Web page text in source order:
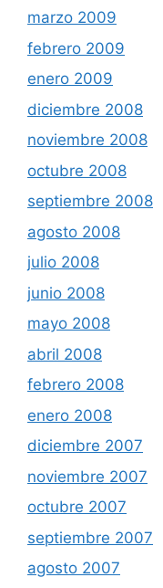
marzo 2009
febrero 2009
enero 2009
diciembre 2008
noviembre 2008
octubre 2008
septiembre 2008
agosto 2008
julio 2008
junio 2008
mayo 2008
abril 2008
febrero 2008
enero 2008
diciembre 2007
noviembre 2007
octubre 2007
septiembre 2007
agosto 2007